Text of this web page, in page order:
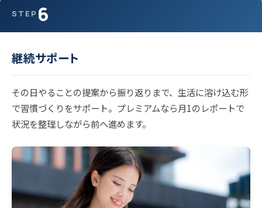
STEP 6
継続サポート
その日やることの提案から振り返りまで、生活に溶け込む形
で習慣づくりをサポート。プレミアムなら月1のレポートで
状況を整理しながら前へ進めます。